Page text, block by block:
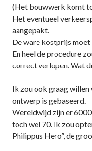
(Het bouwwerk komt
Het eventueel
aangepakt.
De ware kostprijs
En heel de procedure
correct verlopen. Wat
Ik zou ook graag
ontwerp is gebaseerd.
Wereldwijd zijn er
toch wel 70. Ik zou
Philippus Hero”, de